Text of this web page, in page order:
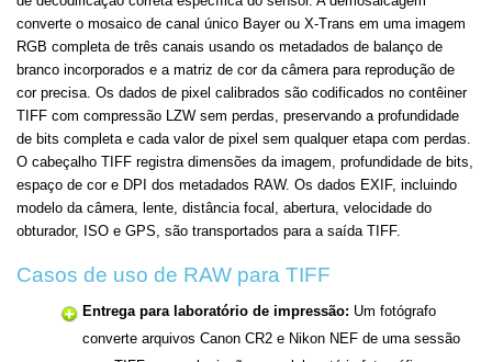
converte o mosaico de canal único Bayer ou X-Trans em uma imagem
RGB completa de três canais usando os metadados de balanço de
branco incorporados e a matriz de cor da câmera para reprodução de
cor precisa. Os dados de pixel calibrados são codificados no contêiner
TIFF com compressão LZW sem perdas, preservando a profundidade
de bits completa e cada valor de pixel sem qualquer etapa com perdas.
O cabeçalho TIFF registra dimensões da imagem, profundidade de bits,
espaço de cor e DPI dos metadados RAW. Os dados EXIF, incluindo
modelo da câmera, lente, distância focal, abertura, velocidade do
obturador, ISO e GPS, são transportados para a saída TIFF.
Casos de uso de RAW para TIFF
Entrega para laboratório de impressão: Um fotógrafo
converte arquivos Canon CR2 e Nikon NEF de uma sessão